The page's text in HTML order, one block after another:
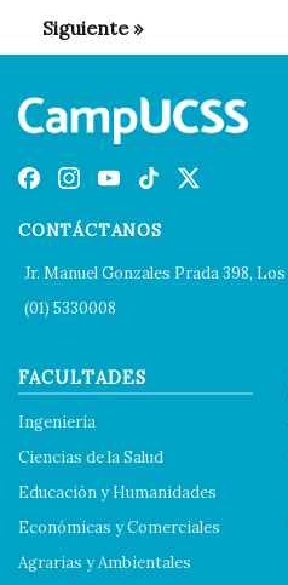
CONTÁCTANOS
Jr. Manuel Gonzales Prada 398,
(01) 5330008
FACULTADES
Ingeniería
Ciencias de la Salud
Educación y Humanidades
Económicas y Comerciales
Agrarias y Ambientales